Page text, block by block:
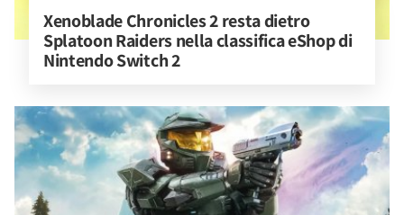
Xenoblade Chronicles 2 resta dietro
Splatoon Raiders nella classifica eShop di
Nintendo Switch 2